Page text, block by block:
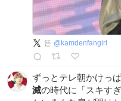
뜬 @ kamdenfangirl
ずっとテレ朝かけっ
滅の時代に「スキす